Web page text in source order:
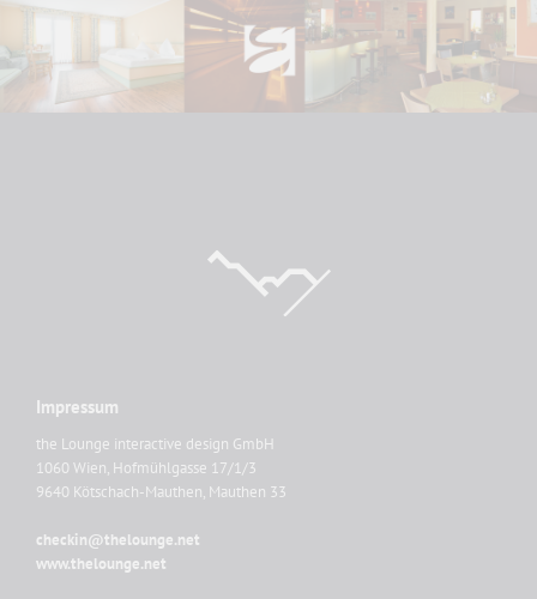
Impressum
the Lounge interactive design GmbH
1060 Wien, Hofmühlgasse 17/1/3
9640 Kötschach-Mauthen, Mauthen 33
checkin@thelounge.net
www.thelounge.net